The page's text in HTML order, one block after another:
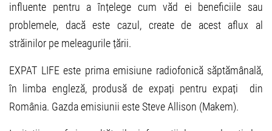
influente pentru a înțelege cum văd ei beneficiile sau
problemele, dacă este cazul, create de acest aflux al
străinilor pe meleagurile țării.
EXPAT LIFE este prima emisiune radiofonică săptămânală,
în limba engleză, produsă de expați pentru expați din
România. Gazda emisiunii este Steve Allison (Makem).